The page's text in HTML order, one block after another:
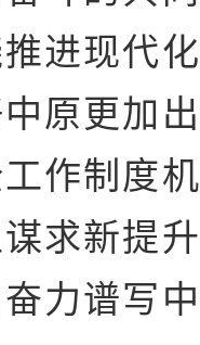
进现代
原更加
作制度
求新提
力谱写